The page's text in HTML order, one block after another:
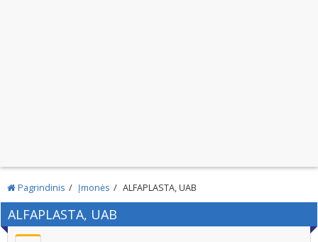
Pagrindinis Įmonės ALFAPLASTA, UAB
ALFAPLASTA, UAB